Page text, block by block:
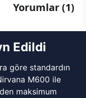
Yorumlar (1)
Edildi
göre standardın
M600 ile
maksimum